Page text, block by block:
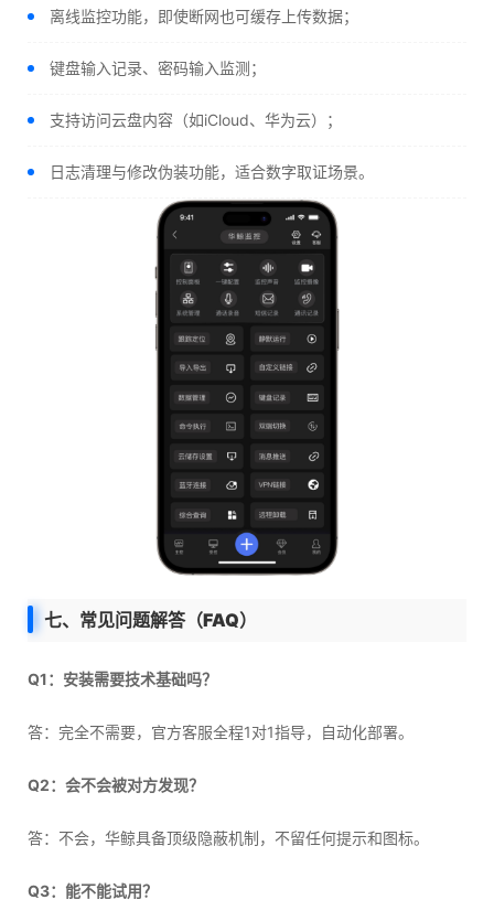
离线监控功能，即使断网也可缓存上传数据；
键盘输入记录、密码输入监测；
支持访问云盘内容（如iCloud、华为云）；
日志清理与修改伪装功能，适合数字取证场景。
七、常见问题解答（FAQ）
Q1：安装需要技术基础吗？
答：完全不需要，官方客服全程1对1指导，自动化部署。
Q2：会不会被对方发现？
答：不会，华鲸具备顶级隐蔽机制，不留任何提示和图标。
Q3：能不能试用？